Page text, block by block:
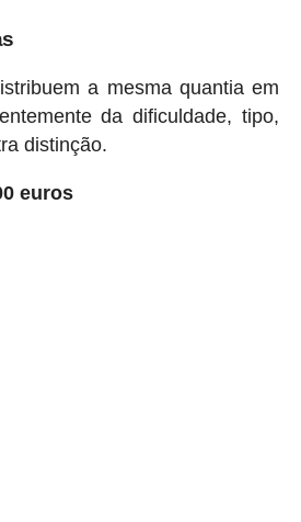
a mesma quantia em
da dificuldade, tipo,
distinção.
euros